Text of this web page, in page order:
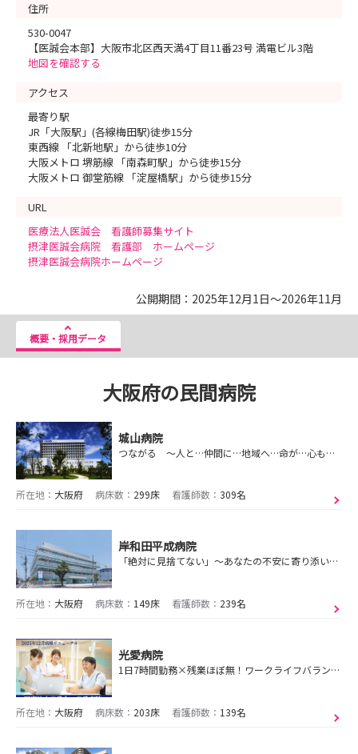
住所
530-0047
【医誠会本部】大阪市北区西天満4丁目11番23号 満電ビル3階
地図を確認する
アクセス
最寄り駅
JR「大阪駅」(各線梅田駅)徒歩15分
東西線 「北新地駅」から徒歩10分
大阪メトロ 堺筋線 「南森町駅」から徒歩15分
大阪メトロ 御堂筋線 「淀屋橋駅」から徒歩15分
URL
医療法人医誠会 看護師募集サイト
摂津医誠会病院 看護部 ホームページ
摂津医誠会病院ホームページ
公開期間：2025年12月1日～2026年11月
概要・採用データ
大阪府の民間病院
城山病院
つながる ～人と…仲間に…地域へ…命が…心も…～
所在地： 大阪府 病床数： 299床 看護師数： 309名
岸和田平成病院
「絶対に見捨てない」～あなたの不安に寄り添い、地域に根ざした医療を提供します～
所在地： 大阪府 病床数： 149床 看護師数： 239名
光愛病院
1日7時間勤務×残業ほぼ無！ワークライフバランス🙆8/8・22見学ツアー開催🌻やっぱり気になる福利厚生・労働条件!人事と話そうオンライン面談平日随時受付😄
所在地： 大阪府 病床数： 203床 看護師数： 139名